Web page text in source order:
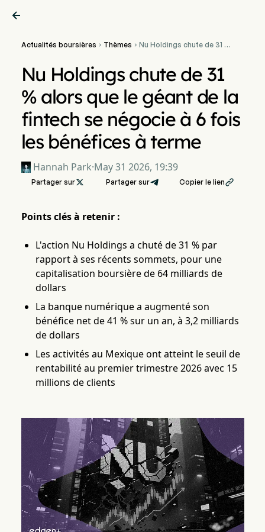

Actualités boursières  Thèmes  Nu Holdings chute de 31 %
les bénéfices à terme
Nu Holdings chute de 31
% alors que le géant de la
fintech se négocie à 6 fois
les bénéfices à terme
Hannah Park·May 31 2026, 19:39
Partager sur Partager sur Copier le lien
Points clés à retenir :
L'action Nu Holdings a chuté de 31 % par
rapport à ses récents sommets, pour une
capitalisation boursière de 64 milliards de
dollars
La banque numérique a augmenté son
bénéfice net de 41 % sur un an, à 3,2 milliards
de dollars
Les activités au Mexique ont atteint le seuil de
rentabilité au premier trimestre 2026 avec 15
millions de clients